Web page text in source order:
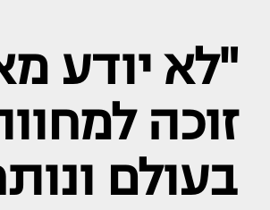
"לא יודע
זוכה
בעולם